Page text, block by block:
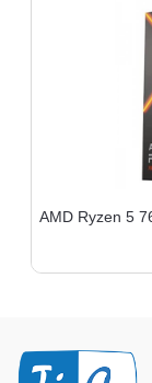
AMD Ryzen 5